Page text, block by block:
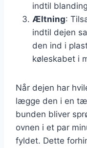
indtil
Æltning:
indtil dejen
den ind i
køleskabet i
Når dejen har
lægge den i en
bunden bliver
ovnen i et par
fyldet. Dette